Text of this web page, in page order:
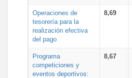
Operaciones de
tesorería para la
realización efectiva
del pago
8,69
Programa
competiciones y
eventos deportivos:
8,67